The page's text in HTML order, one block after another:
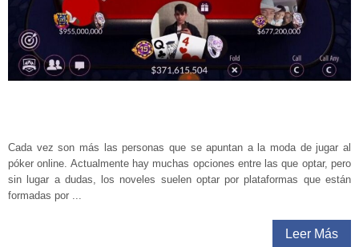
Cada vez son más las personas que se apuntan a la moda de jugar al
póker online. Actualmente hay muchas opciones entre las que optar, pero
sin lugar a dudas, los noveles suelen optar por plataformas que están
formadas por ...
Leer Más